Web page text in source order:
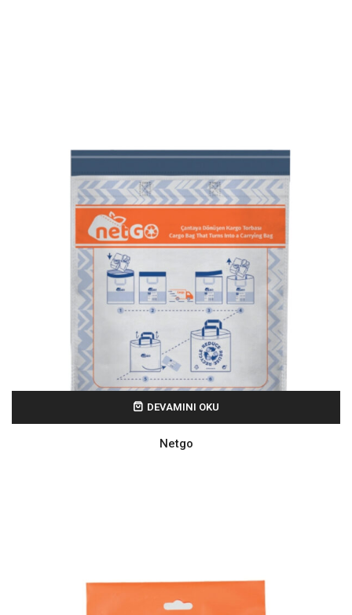
DEVAMINI OKU
Netgo